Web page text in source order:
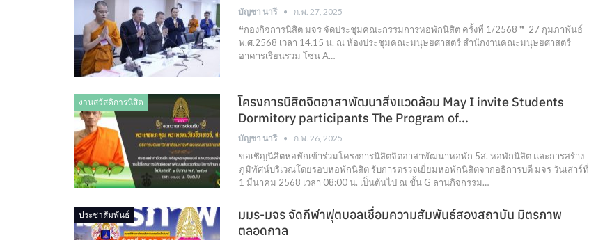
บัญชา นารี ก.พ. 27, 2025
❝กองกิจการนิสิต มจร จัดประชุมคณะกรรมการหอพักนิสิต ครั้งที่ 1/2568 ❞ 27 กุมภาพันธ์
พ.ศ.2568 เวลา 14.15 น. ณ ห้องประชุมคณะมนุษยศาสตร์ สำนักงานคณะมนุษยศาสตร์
อาคารเรียนรวม โซน A…
งานสวัสดิการนิสิต
โครงการนิสิตจิตอาสาพัฒนาสิ่งแวดล้อม May I invite Students
Dormitory participants The Program of…
บัญชา นารี ก.พ. 26, 2025
ขอเชิญนิสิตหอพักเข้าร่วมโครงการนิสิตจิตอาสาพัฒนาหอพัก 5ส. หอพักนิสิต และการสร้าง
ภูมิทัศน์บริเวณโดยรอบหอพักนิสิต รับการตรวจเยี่ยมหอพักนิสิตจากอธิการบดี มจร วันเสาร์ที่
1 มีนาคม 2568 เวลา 08:00 น. เป็นต้นไป ณ ชั้น G ลานกิจกรรม…
ประชาสัมพันธ์
มมร-มจร จัดกีฬาฟุตบอลเชื่อมความสัมพันธ์สองสถาบัน มิตรภาพ
ตลอดกาล